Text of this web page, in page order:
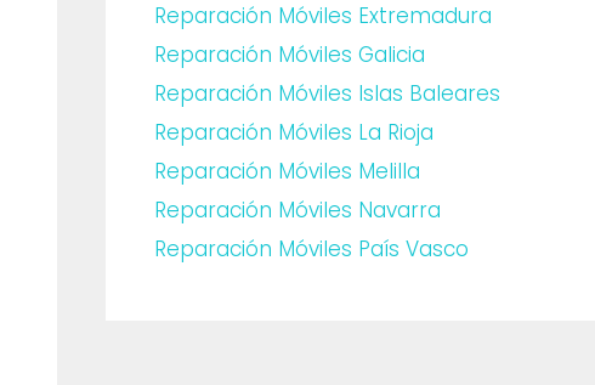
Reparación Móviles Extremadura
Reparación Móviles Galicia
Reparación Móviles Islas Baleares
Reparación Móviles La Rioja
Reparación Móviles Melilla
Reparación Móviles Navarra
Reparación Móviles País Vasco